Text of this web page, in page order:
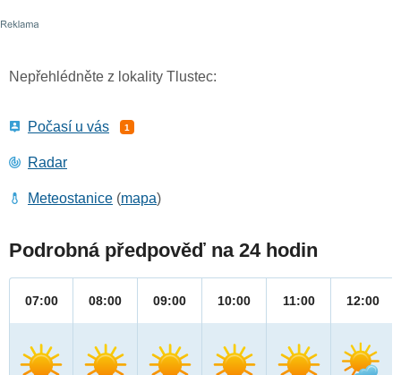
Nepřehlédněte z lokality Tlustec:
Počasí u vás 1
Radar
Meteostanice (mapa)
Podrobná předpověď na 24 hodin
07:00 08:00 09:00 10:00 11:00 12:00